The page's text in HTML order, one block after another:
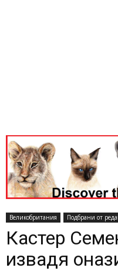
Великобритания Подбрани от
Кастер
извадя